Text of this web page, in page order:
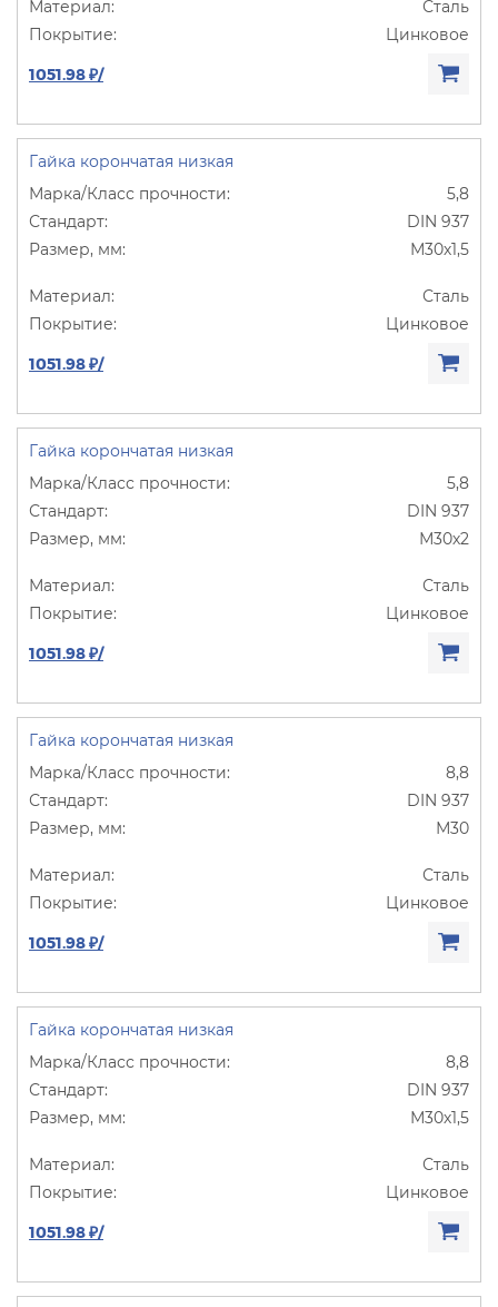
Сталь
Цинковое
1051.98 ₽/
Гайка корончатая низкая
5,8
DIN 937
М30х1,5
Сталь
Цинковое
1051.98 ₽/
Гайка корончатая низкая
5,8
DIN 937
М30х2
Сталь
Цинковое
1051.98 ₽/
Гайка корончатая низкая
8,8
DIN 937
М30
Сталь
Цинковое
1051.98 ₽/
Гайка корончатая низкая
8,8
DIN 937
М30х1,5
Сталь
Цинковое
1051.98 ₽/